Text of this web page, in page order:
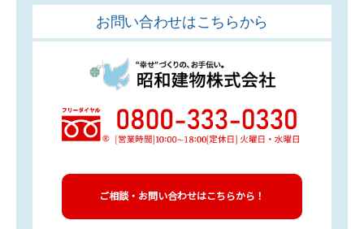
お問い合わせはこちらから
ご相談・お問い合わせはこちらから！